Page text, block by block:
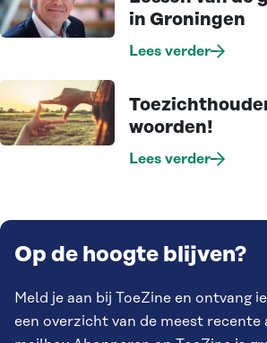
in Groningen
Lees verder
woorden!
Lees verder
Op de hoogte blijven?
Meld je aan bij ToeZine en ontvang
een overzicht van de meest recente